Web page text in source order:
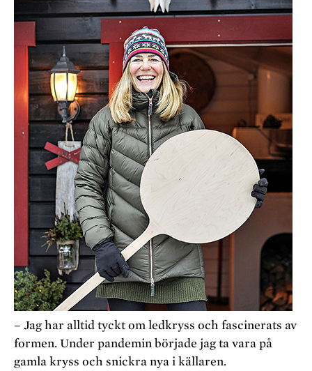
– Jag har alltid tyckt om ledkryss och fascinerats av
formen. Under pandemin började jag ta vara på
gamla kryss och snickra nya i källaren.